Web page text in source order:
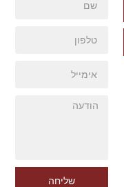
שליחה